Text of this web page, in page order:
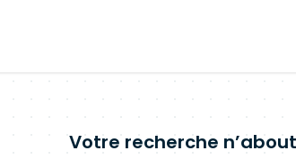
Votre recherche